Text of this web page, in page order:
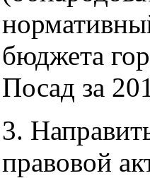
бюджета
Посад за
3.
правовой